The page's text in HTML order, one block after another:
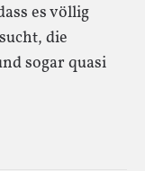
es völlig
die
sogar quasi